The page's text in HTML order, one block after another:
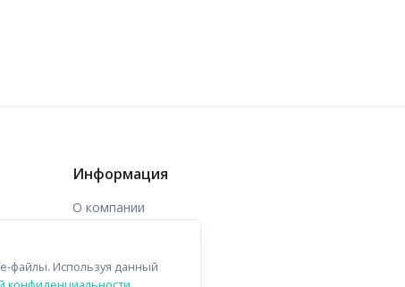
Информация
О компании
Контакты
файлы. Используя данный